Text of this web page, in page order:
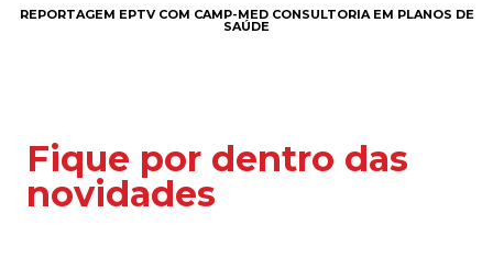
REPORTAGEM EPTV COM CAMP-MED CONSULTORIA EM PLANOS DE
SAÚDE
Fique por dentro das
novidades